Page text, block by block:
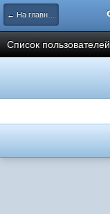
← На главную
Список пользователей